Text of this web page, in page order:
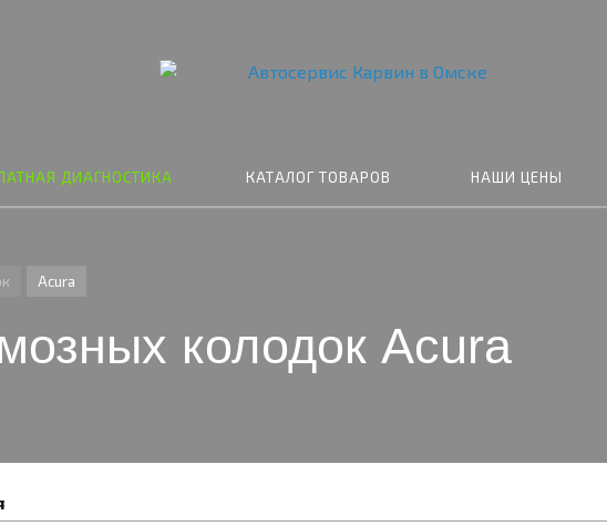
ДИАГНОСТИКА КАТАЛОГ ТОВАРОВ НАШИ ЦЕНЫ
Acura
колодок Acura